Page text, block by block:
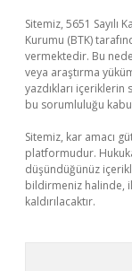
Sitemiz, 5651 Sayılı
Kurumu (BTK)
vermektedir. Bu
veya araştırma
yazdıkları
bu sorumluluğu
Sitemiz, kar amacı
platformudur.
düşündüğünüz
bildirmeniz halinde,
kaldırılacaktır.